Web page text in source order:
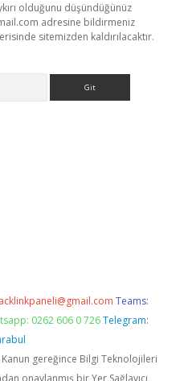
olduğunu düşündüğünüz
adresine bildirmeniz
sitemizden kaldırılacaktır.
Teams:
0262 606 0 726 Telegram:
Kanun gereğince Bilgi Teknolojileri
onaylanmış bir Yer Sağlayıcı